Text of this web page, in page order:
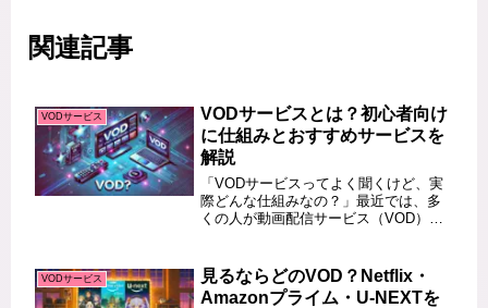
関連記事
VODサービス
VODサービスとは？初心者向け
に仕組みとおすすめサービスを
解説
「VODサービスってよく聞くけど、実
際どんな仕組みなの？」最近では、多
くの人が動画配信サービス（VOD）を
多くて迷うこともありますよね。本記
事では、VODの基本的な仕組みを初...
VODサービス
見るならどのVOD？Netflix・
Amazonプライム・U-NEXTを